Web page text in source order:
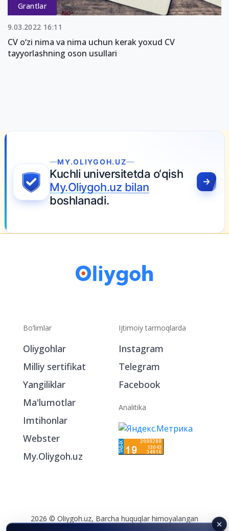
Grantlar
9.03.2022 16:11
CV o‘zi nima va nima uchun kerak yoxud CV
tayyorlashning oson usullari
MY.OLIYGOH.UZ
Kuchli universitetda o‘qish
My.Oliygoh.uz bilan
boshlanadi.
Bo‘limlar
Oliygohlar
Milliy sertifikat
Yangiliklar
Ma'lumotlar
Imtihonlar
Webster
My.Oliygoh.uz
Ijtimoiy tarmoqlarda
Instagram
Telegram
Facebook
Analitika
2026 © Oliygoh.uz, Barcha huquqlar himoyalangan